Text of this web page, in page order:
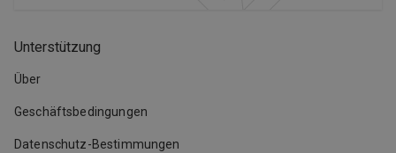
Unterstützung
Über
Geschäftsbedingungen
Datenschutz-Bestimmungen